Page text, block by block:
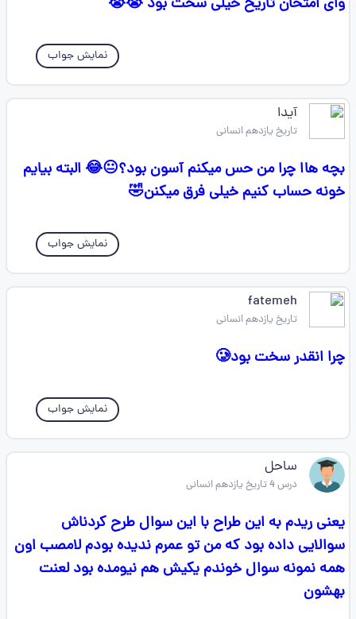
نمایش جواب
آیدا
تاریخ یازدهم انسانی
بچه هاا چرا من حس میکنم آسون بود؟😐😂 البته بیایم
خونه حساب کنیم خیلی فرق میکنن🤣
نمایش جواب
fatemeh
تاریخ یازدهم انسانی
چرا انقدر سخت بود🥲
نمایش جواب
ساحل
درس 4 تاریخ یازدهم انسانی
یعنی ریدم به این طراح با این سوال طرح کردناش
سوالایی داده بود که من تو عمرم ندیده بودم لامصب اون
همه نمونه سوال خوندم یکیش هم نیومده بود لعنت
بهشون